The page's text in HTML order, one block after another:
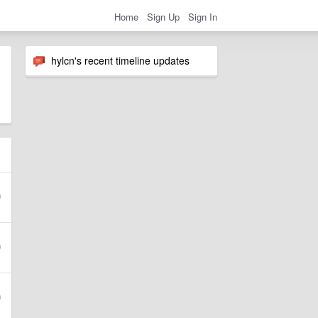
Home Sign Up Sign In
hylcn's recent timeline updates